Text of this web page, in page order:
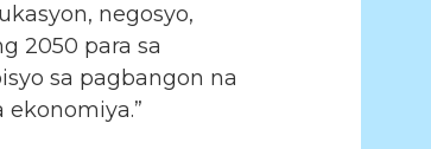
negosyo,
2050 para sa
sa pagbangon na